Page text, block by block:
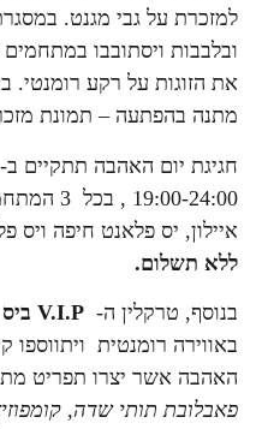
למזכרת על גבי מגנט.
ובלבבות ויסתובבו
את הזוגות על רקע רומנטי.
מתנה בהפתעה – תמונת
19:00-
איילון, יס פלאנט חיפה ויס
ללא תשלום.
בנוסף, טרקלין ה- V.I.P
באווירה רומנטית ויתווספו
האהבה אשר יצרו תפריט
פאבלובת תותי שדה,